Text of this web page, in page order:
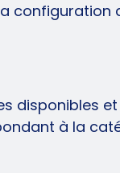
à la